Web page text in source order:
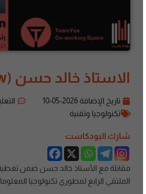
الاستاذ خالد حسن (Interview)
تاريخ الإضافة2026-05-10
تكنولوجيا وتقنية
شارك البودكاست
مقابلة مع الأستاذ خالد حسن ضمن تغطية
الملتقي الرابع لمطوري تكنولوجيا